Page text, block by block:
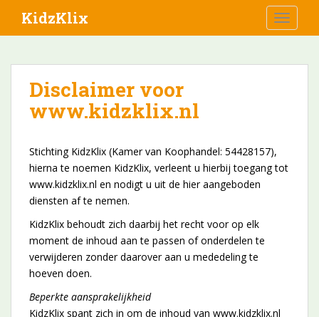
i
KidzKlix
Disclaimer voor
www.kidzklix.nl
Stichting KidzKlix (Kamer van Koophandel: 54428157),
hierna te noemen KidzKlix, verleent u hierbij toegang tot
www.kidzklix.nl en nodigt u uit de hier aangeboden
diensten af te nemen.
KidzKlix behoudt zich daarbij het recht voor op elk
moment de inhoud aan te passen of onderdelen te
verwijderen zonder daarover aan u mededeling te
hoeven doen.
Beperkte aansprakelijkheid
KidzKlix spant zich in om de inhoud van www.kidzklix.nl